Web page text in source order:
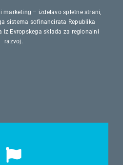
marketing – izdelavo spletne strani,
sistema sofinancirata Republika
iz Evropskega sklada za regionalni
razvoj.